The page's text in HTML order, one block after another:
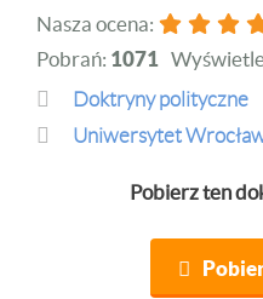
Nasza ocena:
Pobrań: 1071
Doktryny polityczne
Uniwersytet
Pobierz ten